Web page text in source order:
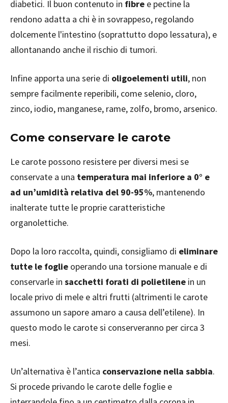
diabetici. Il buon contenuto in fibre e pectine la
rendono adatta a chi è in sovrappeso, regolando
dolcemente l'intestino (soprattutto dopo lessatura), e
allontanando anche il rischio di tumori.
Infine apporta una serie di oligoelementi utili, non
sempre facilmente reperibili, come selenio, cloro,
zinco, iodio, manganese, rame, zolfo, bromo, arsenico.
Come conservare le carote
Le carote possono resistere per diversi mesi se
conservate a una temperatura mai inferiore a 0° e
ad un’umidità relativa del 90-95%, mantenendo
inalterate tutte le proprie caratteristiche
organolettiche.
Dopo la loro raccolta, quindi, consigliamo di eliminare
tutte le foglie operando una torsione manuale e di
conservarle in sacchetti forati di polietilene in un
locale privo di mele e altri frutti (altrimenti le carote
assumono un sapore amaro a causa dell’etilene). In
questo modo le carote si conserveranno per circa 3
mesi.
Un’alternativa è l’antica conservazione nella sabbia.
Si procede privando le carote delle foglie e